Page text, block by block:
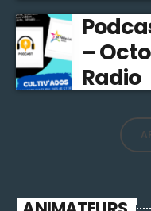
–
Radio